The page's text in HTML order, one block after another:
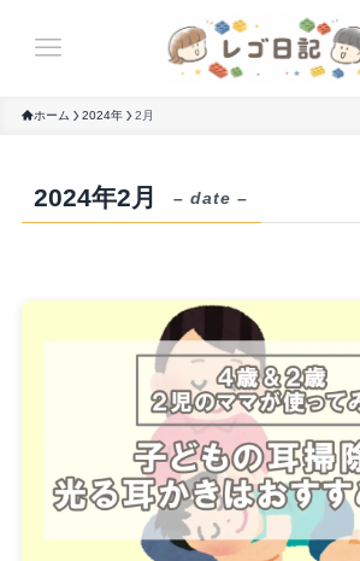
ホーム 2024年 2月
2024年2月 – date –